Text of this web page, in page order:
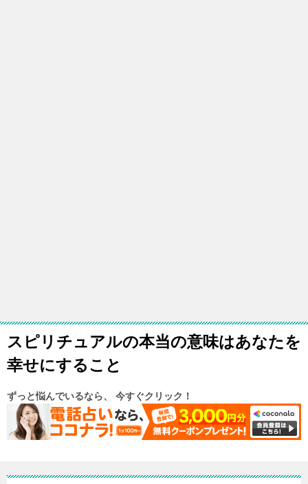
スピリチュアルの本当の意味はあなたを
幸せにすること
ずっと悩んでいるなら、 今すぐクリック！